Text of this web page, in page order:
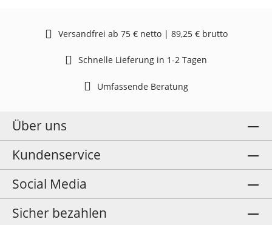
Versandfrei ab 75 € netto | 89,25 € brutto
Schnelle Lieferung in 1-2 Tagen
Umfassende Beratung
Über uns
Kundenservice
Social Media
Sicher bezahlen